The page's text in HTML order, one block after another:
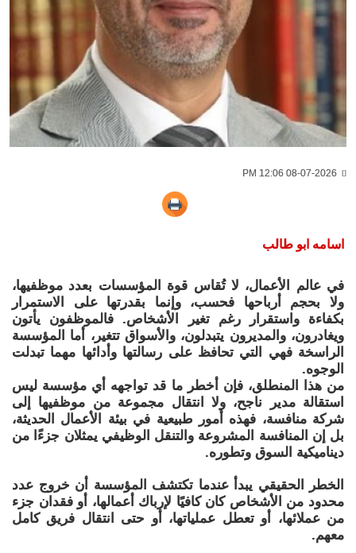
اسامه ابو طالب
في عالم الأعمال، لا تُقاس قوة المؤسسات بعدد موظفيها،
ولا بحجم أرباحها فحسب، وإنما بقدرتها على الاستمرار
بكفاءة واستقرار رغم تغير الأشخاص. فالموظفون يأتون
ويغادرون، والمديرون يتبدلون، والأسواق تتغير، أما المؤسسة
الراسخة فهي التي تحافظ على رسالتها وأدائها مهما تبدلت
الوجوه.
من هذا المنطلق، فإن أخطر ما قد تواجهه أي مؤسسة ليس
استقالة مدير ناجح، ولا انتقال مجموعة من موظفيها إلى
شركة منافسة، فهذه أمور طبيعية في بيئة الأعمال الحديثة،
بل إن المنافسة المشروعة والتنقل الوظيفي يمثلان جزءًا من
ديناميكية السوق وتطوره.
الخطر الحقيقي يبدأ عندما تكتشف المؤسسة أن خروج عدد
محدود من الأشخاص كان كافيًا لإرباك أعمالها، أو فقدان جزء
من عملائها، أو تعطل عملياتها، أو حتى انتقال فريق كامل
معهم.